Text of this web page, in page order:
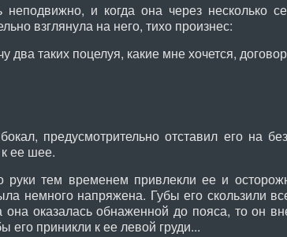
и когда она через несколько
взглянула на него, тихо произнес:
таких поцелуя, какие мне хочется,
предусмотрительно отставил его на
ее шее.
тем временем привлекли ее и
немного напряжена. Губы его скользили
оказалась обнаженной до пояса, то он
приникли к ее левой груди...